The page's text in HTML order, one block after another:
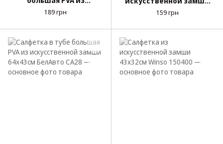
искусственной замши
189 грн
64х43см Winso 150500
159 грн